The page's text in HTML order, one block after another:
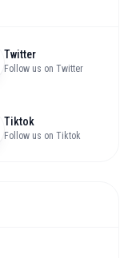
Twitter
Follow us on Twitter
Tiktok
Follow us on Tiktok